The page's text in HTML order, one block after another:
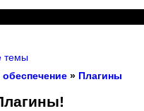
темы
» Плагины